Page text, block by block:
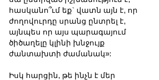
հասկանո՞ւմ եք` վատն այն է, որ
ժողովուրդը սրանց ընտրել է,
այնպես որ այս պարագայում
ծիծաղելը կլինի խնջույք
ժանտախտի ժամանակ»:
Իսկ հարցին, թե ինչն է մեր